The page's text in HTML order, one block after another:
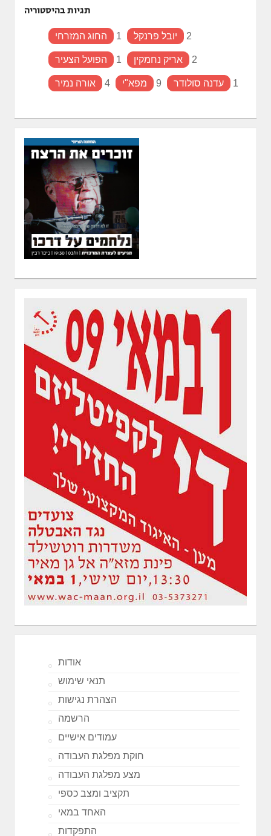
תגיות בהיסטוריה
החוג המזרחי 1 יובל פרנקל 2
הפועל הצעיר 1 אריק נחמקין 2
אורה נמיר 4 מפא"י 9 עדנה סולודר 1
אודות
תנאי שימוש
הצהרת נגישות
הרשמה
עמודים אישיים
חוקת מפלגת העבודה
מצע מפלגת העבודה
תקציב ומצב כספי
האחד במאי
התפקדות